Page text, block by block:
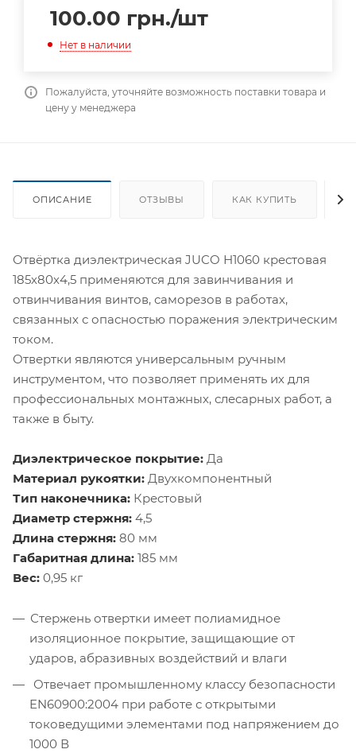
100.00 грн./шт
Нет в наличии
Пожалуйста, уточняйте возможность поставки товара и
цену у менеджера
ОПИСАНИЕ ОТЗЫВЫ КАК КУПИТЬ
Отвёртка диэлектрическая JUCO Н1060 крестовая
185х80х4,5 применяются для завинчивания и
отвинчивания винтов, саморезов в работах,
связанных с опасностью поражения электрическим
током.
Отвертки являются универсальным ручным
инструментом, что позволяет применять их для
профессиональных монтажных, слесарных работ, а
также в быту.
Диэлектрическое покрытие: Да
Материал рукоятки: Двухкомпонентный
Тип наконечника: Крестовый
Диаметр стержня: 4,5
Длина стержня: 80 мм
Габаритная длина: 185 мм
Вес: 0,95 кг
Стержень отвертки имеет полиамидное
изоляционное покрытие, защищающие от
ударов, абразивных воздействий и влаги
Отвечает промышленному классу безопасности
EN60900:2004 при работе с открытыми
токоведущими элементами под напряжением до
1000 В